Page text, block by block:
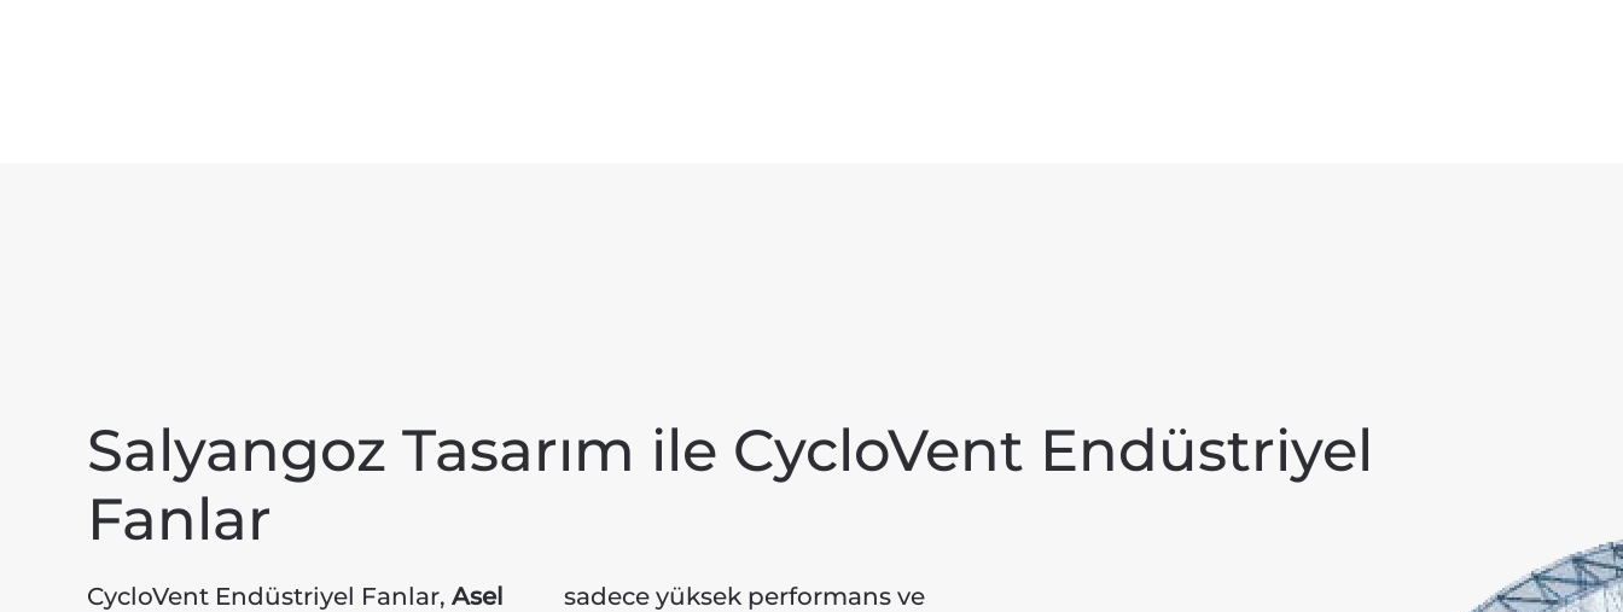
Salyangoz Tasarım ile CycloVent Endüstriyel
Fanlar
CycloVent Endüstriyel Fanlar, Asel
sadece yüksek performans ve